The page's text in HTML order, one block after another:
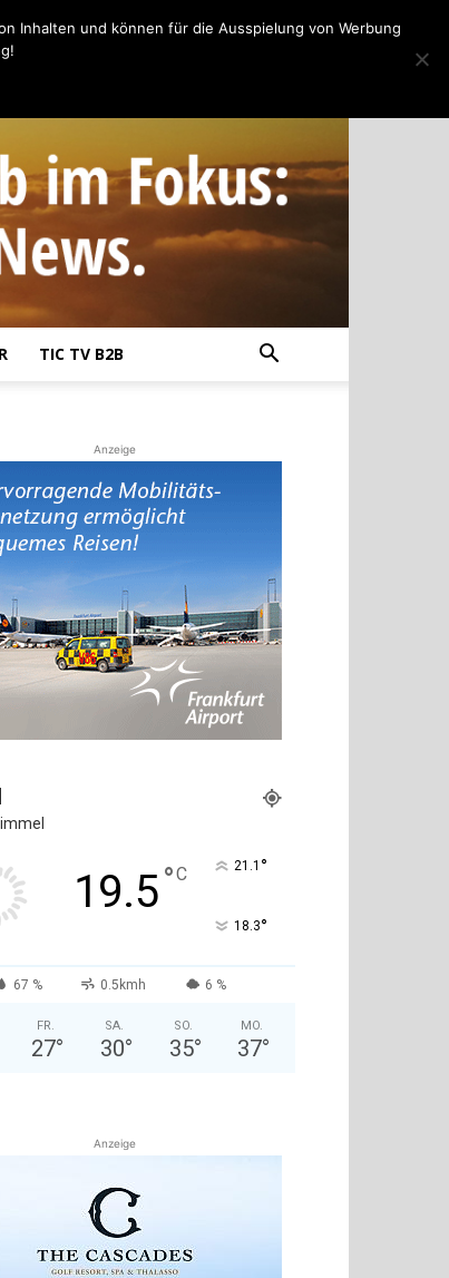
TIC TV B2B
Anzeige
19.5°C 21.1 °
18.3°
67 % 0.5kmh 6 %
FR.
27°
SA.
30°
SO.
35°
MO.
37°
Anzeige
Inhalten und können für die Ausspielung von Werbung